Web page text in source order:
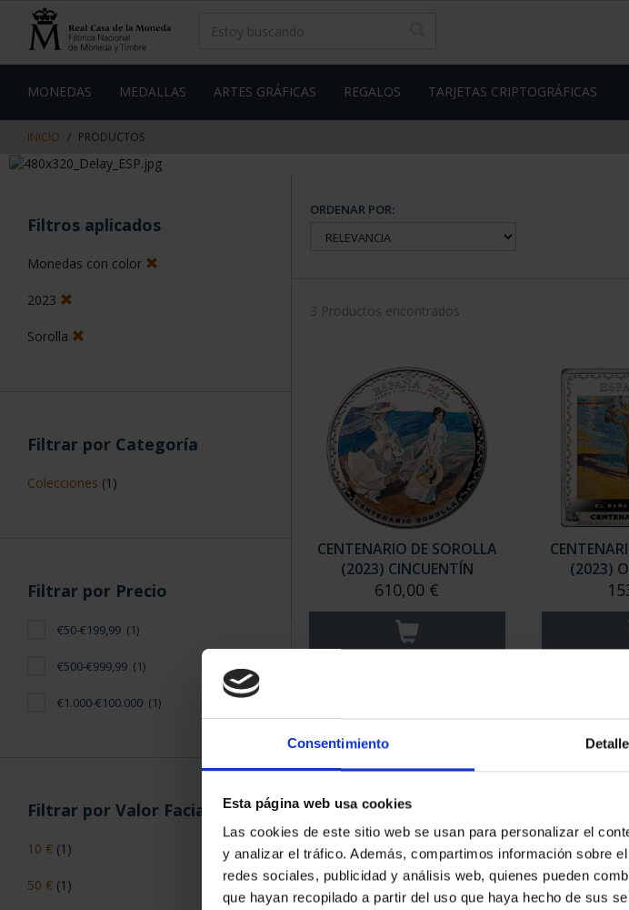
Consentimiento
Esta página web usa cookies
Las cookies de este sitio web se usan para personalizar el
y analizar el tráfico. Además, compartimos información sobre
redes sociales, publicidad y análisis web, quienes pueden
que hayan recopilado a partir del uso que haya hecho de sus
contenido
de
MONEDAS MEDALLAS ARTES GRÁFICAS REGALOS TARJETAS CRIPTOGRÁFICAS
INICIO PRODUCTOS
Filtros aplicados
Monedas con color
2023
Sorolla
Filtrar por Categoría
Colecciones (1)
Filtrar por Precio
€50-€199,99 (1)
€500-€999,99 (1)
€1.000-€100.000 (1)
Filtrar por Valor Facial
10 € (1)
50 € (1)
ORDENAR POR:
3 Productos encontrados
CENTENARIO DE SOROLLA
(2023) CINCUENTÍN
610,00 €
(2023)
ORDENAR POR: